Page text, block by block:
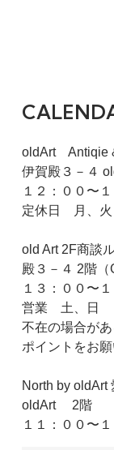
oldArt Antiqie
伊賀殿３－４
１２：００〜
定休日 月、火
old Art 2F商談
殿３－４ 2階（
１３：００〜
営業 土、日
不在の場合が
ポイントをお願
North by oldArt
oldArt 2階
１１：００〜